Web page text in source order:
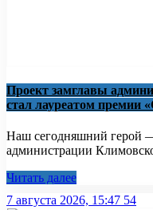
Проект замглавы
стал лауреатом премии
Наш сегодняшний герой
администрации
Читать далее
7 августа 2026, 15:47 54